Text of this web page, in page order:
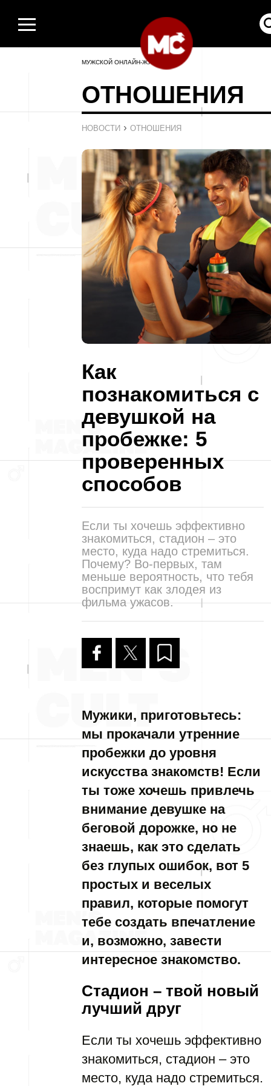
МУЖСКОЙ ОНЛАЙН-ЖУРНАЛ
ОТНОШЕНИЯ
НОВОСТИ › ОТНОШЕНИЯ
Как
познакомиться с
девушкой на
пробежке: 5
проверенных
способов
Если ты хочешь эффективно
знакомиться, стадион – это
место, куда надо стремиться.
Почему? Во-первых, там
меньше вероятность, что тебя
воспримут как злодея из
фильма ужасов.
Мужики, приготовьтесь:
мы прокачали утренние
пробежки до уровня
искусства знакомств! Если
ты тоже хочешь привлечь
внимание девушке на
беговой дорожке, но не
знаешь, как это сделать
без глупых ошибок, вот 5
простых и веселых
правил, которые помогут
тебе создать впечатление
и, возможно, завести
интересное знакомство.
Стадион – твой новый
лучший друг
Если ты хочешь эффективно
знакомиться, стадион – это
место, куда надо стремиться.